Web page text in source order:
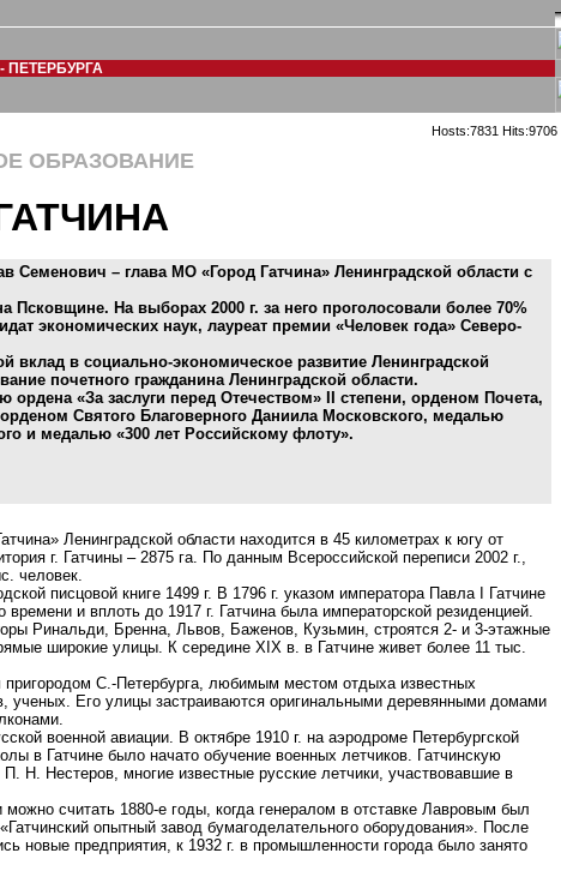
ПЕТЕРБУРГА
Hosts:7831 Hits:9706
ОБРАЗОВАНИЕ
Семенович – глава МО «Город Гатчина» Ленинградской области с
Псковщине. На выборах 2000 г. за него проголосовали более 70%
экономических наук, лауреат премии «Человек года» Северо-
вклад в социально-экономическое развитие Ленинградской
почетного гражданина Ленинградской области.
ордена «За заслуги перед Отечеством» II степени, орденом Почета,
Святого Благоверного Даниила Московского, медалью
и медалью «300 лет Российскому флоту».
Ленинградской области находится в 45 километрах к югу от
г. Гатчины – 2875 га. По данным Всероссийской переписи 2002 г.,
человек.
писцовой книге 1499 г. В 1796 г. указом императора Павла I Гатчине
и вплоть до 1917 г. Гатчина была императорской резиденцией.
Ринальди, Бренна, Львов, Баженов, Кузьмин, строятся 2- и 3-этажные
широкие улицы. К середине XIX в. в Гатчине живет более 11 тыс.
пригородом С.-Петербурга, любимым местом отдыха известных
ученых. Его улицы застраиваются оригинальными деревянными домами
военной авиации. В октябре 1910 г. на аэродроме Петербургской
в Гатчине было начато обучение военных летчиков. Гатчинскую
Н. Нестеров, многие известные русские летчики, участвовавшие в
считать 1880-е годы, когда генералом в отставке Лавровым был
опытный завод бумагоделательного оборудования». После
новые предприятия, к 1932 г. в промышленности города было занято